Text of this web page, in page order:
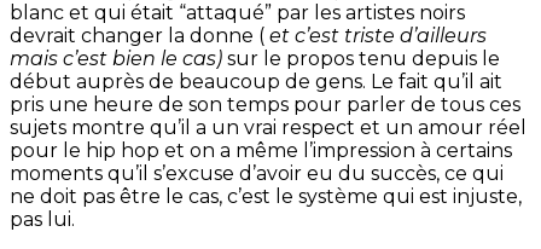
blanc et qui était “attaqué” par les artistes noirs
devrait changer la donne ( et c’est triste d’ailleurs
mais c’est bien le cas) sur le propos tenu depuis le
début auprès de beaucoup de gens. Le fait qu’il ait
pris une heure de son temps pour parler de tous ces
sujets montre qu’il a un vrai respect et un amour réel
pour le hip hop et on a même l’impression à certains
moments qu’il s’excuse d’avoir eu du succès, ce qui
ne doit pas être le cas, c’est le système qui est injuste,
pas lui.